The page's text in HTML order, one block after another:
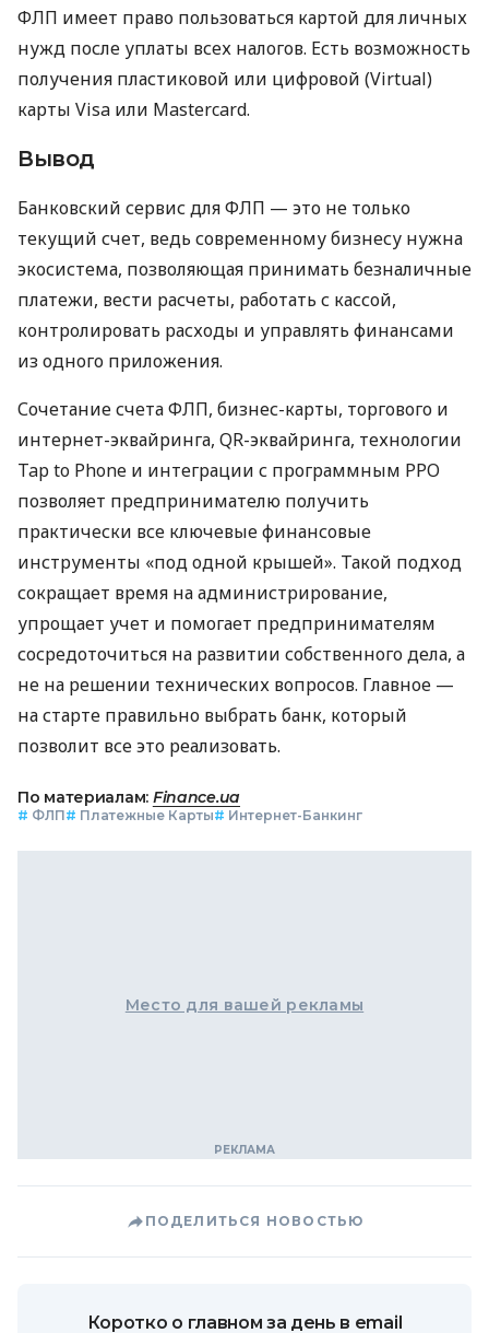
ФЛП имеет право пользоваться картой для личных
нужд после уплаты всех налогов. Есть возможность
получения пластиковой или цифровой (Virtual)
карты Visa или Mastercard.
Вывод
Банковский сервис для ФЛП — это не только
текущий счет, ведь современному бизнесу нужна
экосистема, позволяющая принимать безналичные
платежи, вести расчеты, работать с кассой,
контролировать расходы и управлять финансами
из одного приложения.
Сочетание счета ФЛП, бизнес-карты, торгового и
интернет-эквайринга, QR-эквайринга, технологии
Tap to Phone и интеграции с программным РРО
позволяет предпринимателю получить
практически все ключевые финансовые
инструменты «под одной крышей». Такой подход
сокращает время на администрирование,
упрощает учет и помогает предпринимателям
сосредоточиться на развитии собственного дела, а
не на решении технических вопросов. Главное —
на старте правильно выбрать банк, который
позволит все это реализовать.
По материалам: Finance.ua
# ФЛП# Платежные Карты# Интернет-Банкинг
Место для вашей рекламы
ПОДЕЛИТЬСЯ НОВОСТЬЮ
Коротко о главном за день в email